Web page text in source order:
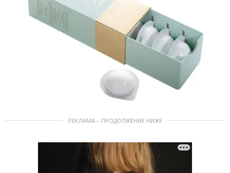
РЕКЛАМА – ПРОДОЛЖЕНИЕ НИЖЕ